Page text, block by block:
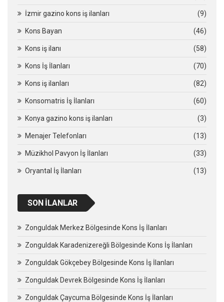
İzmir gazino kons iş ilanları (9)
Kons Bayan (46)
Kons iş ilanı (58)
Kons İş İlanları (70)
Kons iş ilanları (82)
Konsomatris İş İlanları (60)
Konya gazino kons iş ilanları (3)
Menajer Telefonları (13)
Müzikhol Pavyon İş İlanları (33)
Oryantal İş İlanları (13)
SON İLANLAR
Zonguldak Merkez Bölgesinde Kons İş İlanları
Zonguldak Karadenizereğli Bölgesinde Kons İş İlanları
Zonguldak Gökçebey Bölgesinde Kons İş İlanları
Zonguldak Devrek Bölgesinde Kons İş İlanları
Zonguldak Çaycuma Bölgesinde Kons İş İlanları